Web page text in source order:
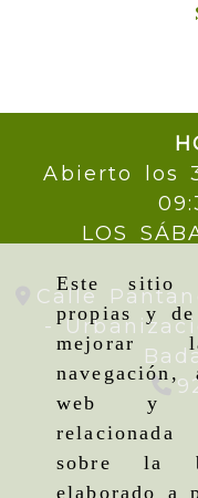
Este sitio
propias y
mejorar
web y
sobre la
elaborado a
Abierto los
LOS
Calle
-